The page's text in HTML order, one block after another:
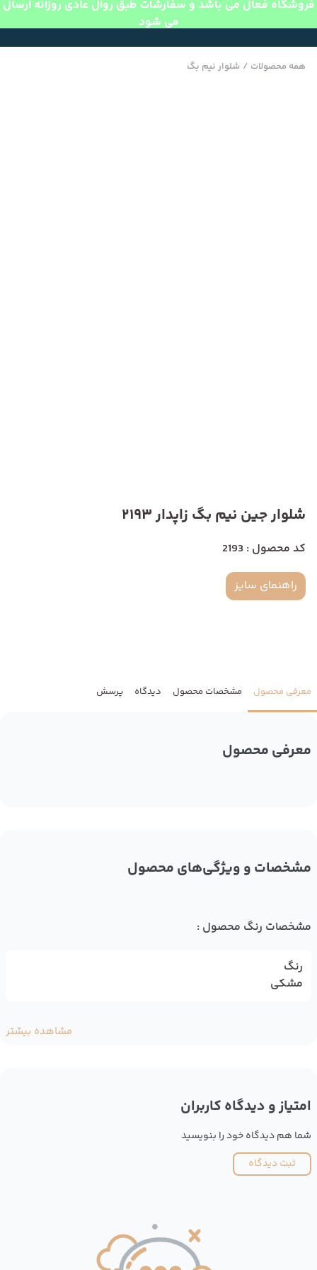
فروشگاه فعال می باشد و سفارشات طبق روال عادی روزانه ارسال
می شود
همه محصولات / شلوار نیم بگ
شلوار جین نیم بگ زاپدار 2193
کد محصول : 2193
راهنمای سایز
معرفی محصول مشخصات محصول دیدگاه پرسش
معرفی محصول
مشخصات و ویژگی‌های محصول
مشخصات رنگ محصول :
رنگ
مشکی
مشاهده بیشتر
امتیاز و دیدگاه کاربران
شما هم دیدگاه خود را بنویسید
ثبت دیدگاه